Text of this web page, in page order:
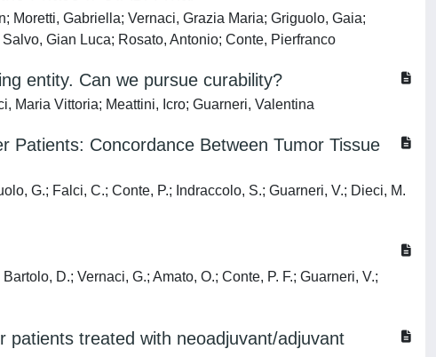
Moretti, Gabriella; Vernaci, Grazia Maria; Griguolo, Gaia;
Gian Luca; Rosato, Antonio; Conte, Pierfranco
entity. Can we pursue curability?
Maria Vittoria; Meattini, Icro; Guarneri, Valentina
Patients: Concordance Between Tumor Tissue
G.; Falci, C.; Conte, P.; Indraccolo, S.; Guarneri, V.; Dieci, M.
D.; Vernaci, G.; Amato, O.; Conte, P. F.; Guarneri, V.;
treated with neoadjuvant/adjuvant